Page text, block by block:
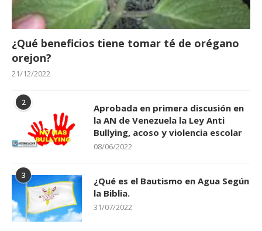
¿Qué beneficios tiene tomar té de orégano
orejon?
21/12/2022
2
Aprobada en primera discusión en
la AN de Venezuela la Ley Anti
Bullying, acoso y violencia escolar
08/06/2022
3
¿Qué es el Bautismo en Agua Según
la Biblia.
31/07/2022